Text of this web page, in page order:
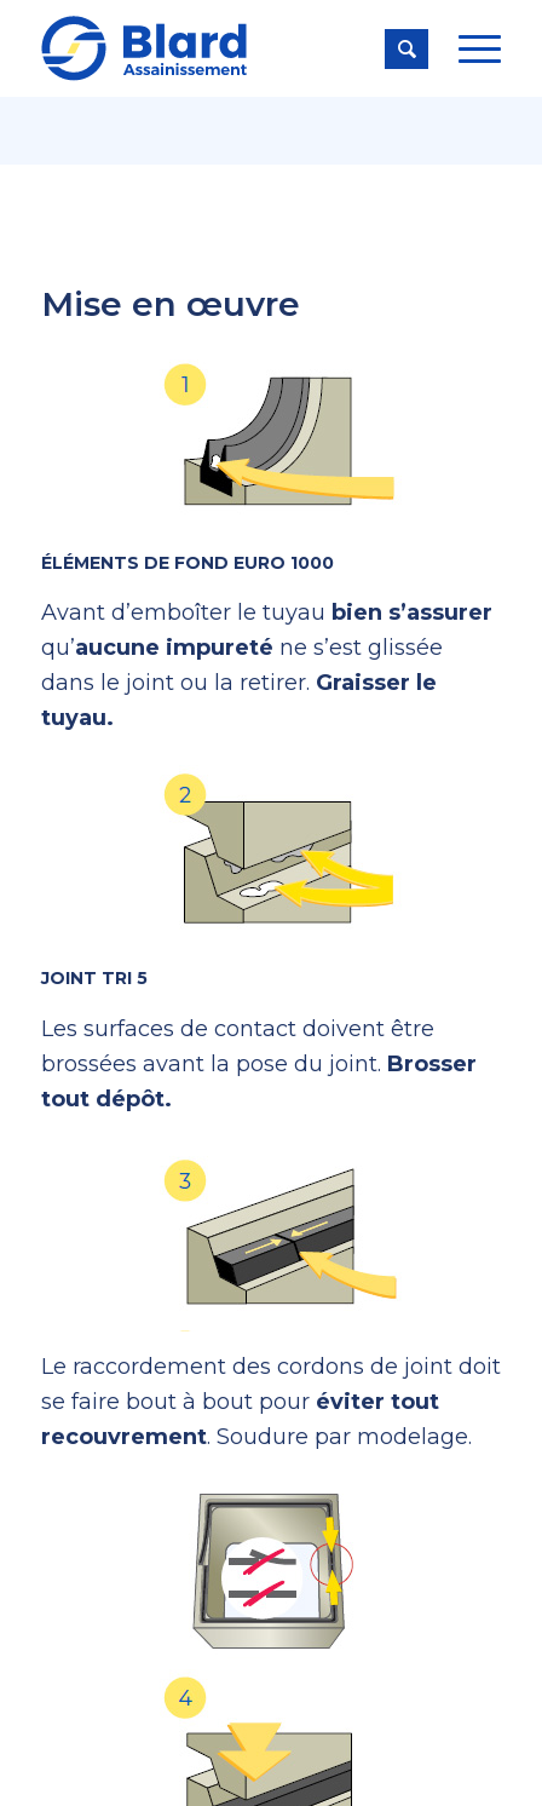

Mise en œuvre
ÉLÉMENTS DE FOND EURO 1000
Avant d’emboîter le tuyau bien s’assurer
qu’aucune impureté ne s’est glissée
dans le joint ou la retirer. Graisser le
tuyau.
JOINT TRI 5
Les surfaces de contact doivent être
brossées avant la pose du joint. Brosser
tout dépôt.
Le raccordement des cordons de joint doit
se faire bout à bout pour éviter tout
recouvrement. Soudure par modelage.